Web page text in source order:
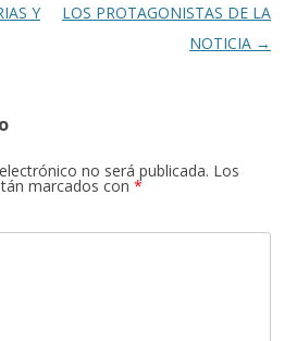
Y
LOS PROTAGONISTAS DE LA
NOTICIA →
no será publicada. Los
marcados con *